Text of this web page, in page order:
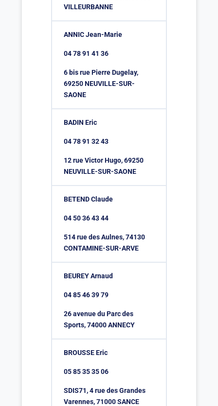
VILLEURBANNE
ANNIC Jean-Marie
04 78 91 41 36
6 bis rue Pierre Dugelay,
69250 NEUVILLE-SUR-
SAONE
BADIN Eric
04 78 91 32 43
12 rue Victor Hugo, 69250
NEUVILLE-SUR-SAONE
BETEND Claude
04 50 36 43 44
514 rue des Aulnes, 74130
CONTAMINE-SUR-ARVE
BEUREY Arnaud
04 85 46 39 79
26 avenue du Parc des
Sports, 74000 ANNECY
BROUSSE Eric
05 85 35 35 06
SDIS71, 4 rue des Grandes
Varennes, 71000 SANCE